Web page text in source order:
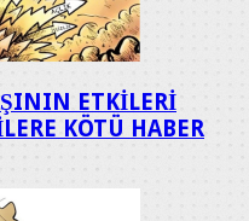
ETKİLERİ
KÖTÜ HABER